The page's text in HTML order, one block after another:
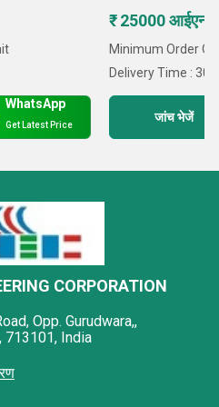
WhatsApp
Get Latest Price
₹ 25000
Minimum Order
Delivery Time : 30
जांच भेजें
CORPORATION
Opp. Gurudwara,,
713101, India